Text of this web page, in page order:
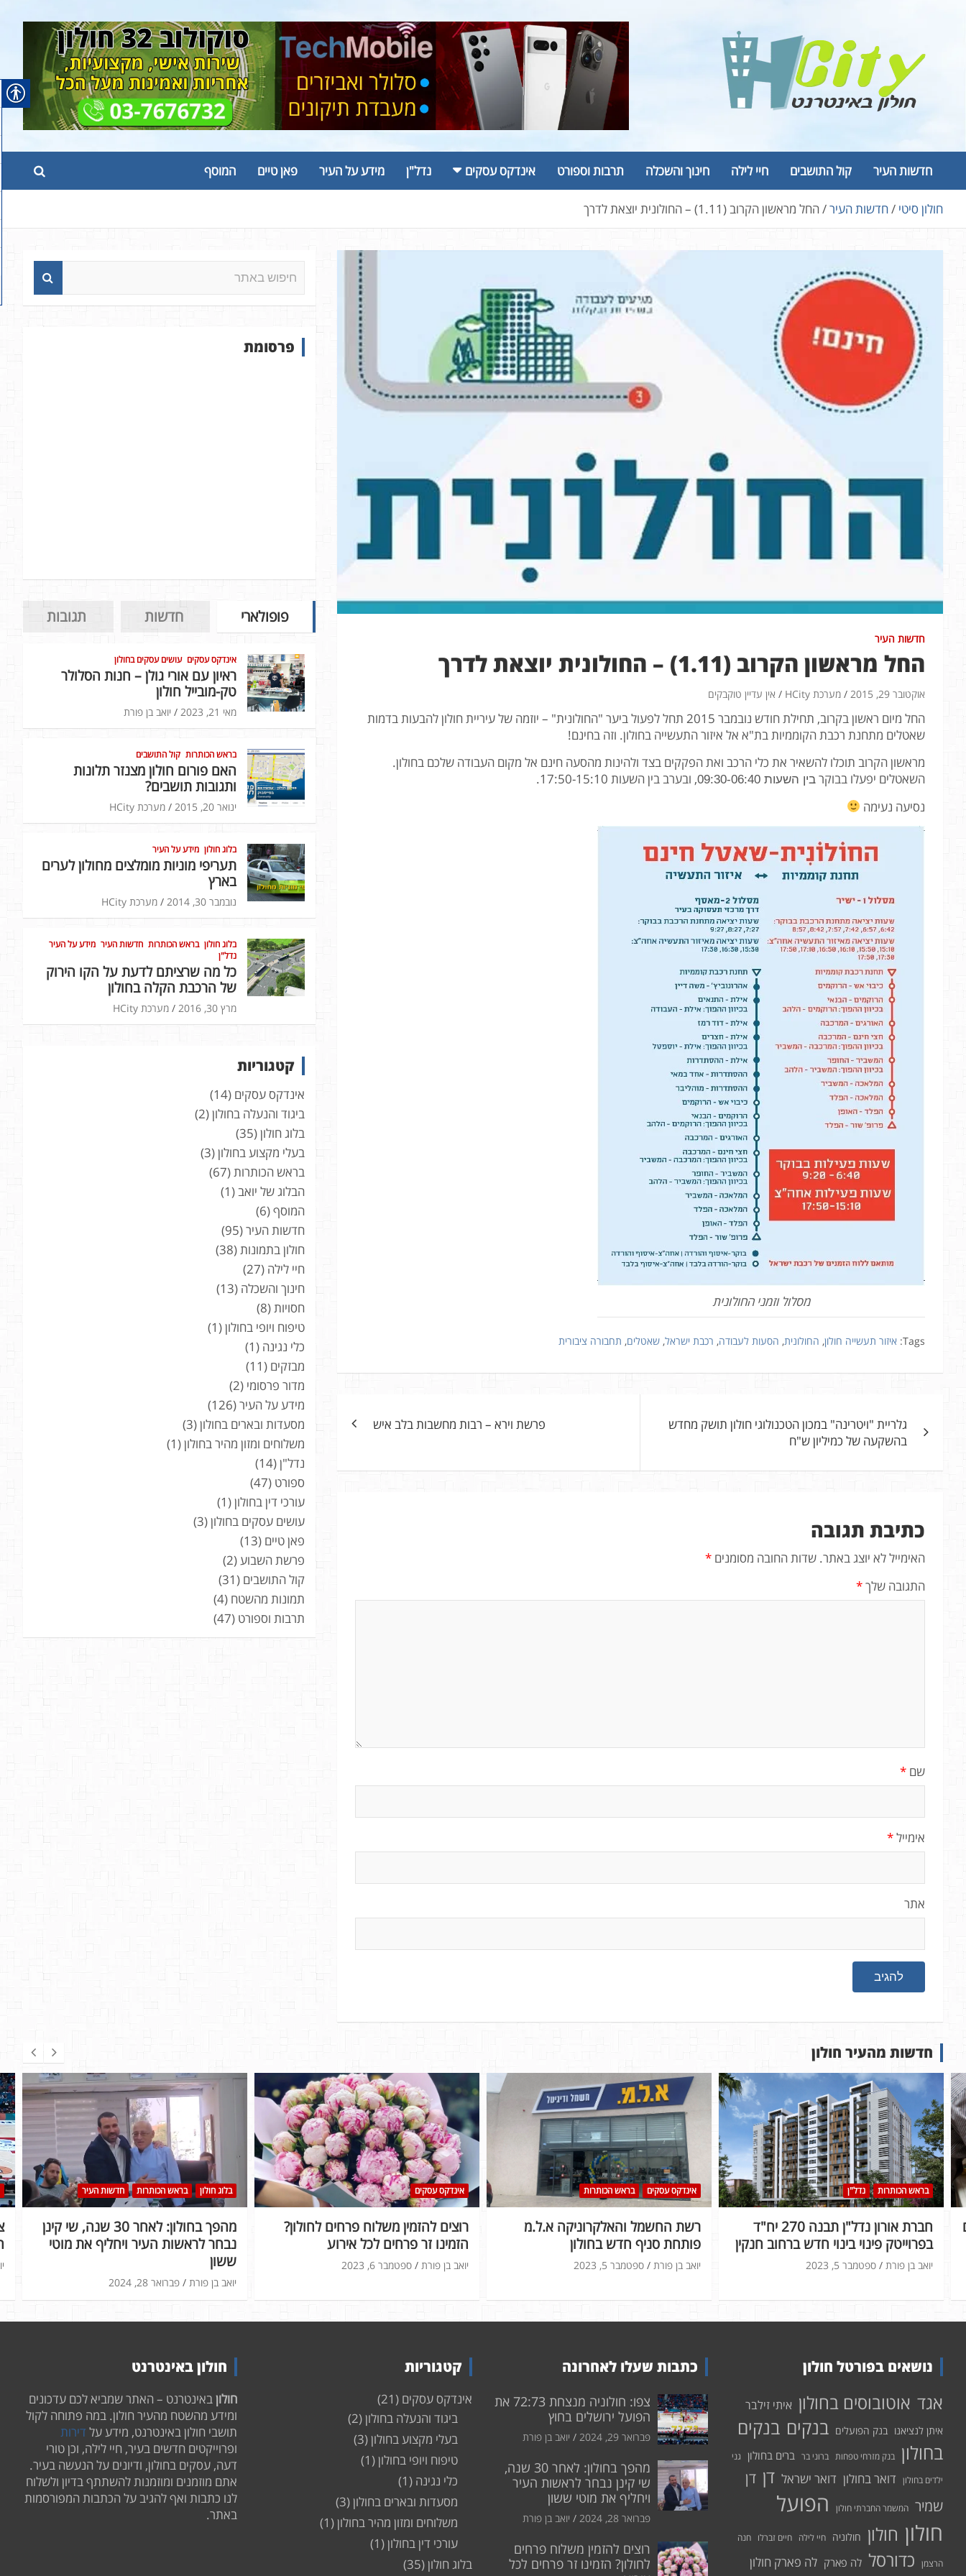
חדשות העיר קול התושבים חיי לילה חינוך והשכלה תרבות וספורט אינדקס עסקים נדל"ן מידע על העיר פאן טיים המוסף
חולון סיטי חדשות העיר החל מראשון הקרוב (1.11) – החולונית יוצאת לדרך
חדשות העיר
החל מראשון הקרוב (1.11) – החולונית יוצאת לדרך
אוקטובר 29, 2015 מערכת HCity אין עדיין טוקבקים
החל מיום ראשון בקרוב, תחילת חודש נובמבר 2015 תחל לפעול ביער "החולונית" – יוזמה של עיריית חולון להבעות בדמות
שאטלים מתחנת רכבת הקוממיות בת"א אל איזור התעשייה בחולון. וזה בחינם!
מראשון הקרוב תוכלו להשאיר את כלי הרכב ואת הפקקים בצד ולהינות מהסעה חינם אל מקום העבודה שלכם בחולון.
השאטלים יפעלו בבוקר בין השעות 09:30-06:40
, ובערב בין השעות 17:50-15:10.
נסיעה נעימה
מסלול וזמני החולונית
Tags: איזור תעשייה חולון, החולונית, הסעות לעבודה, רכבת ישראל, שאטלים, תחבורה ציבורית
גלריית "ויטרינה" במכון הטכנולוגי חולון תושק מחדש
בהשקעה של כמיליון ש"ח
פרשת וירא – רבות מחשבות בלב איש
כתיבת תגובה
האימייל לא יוצג באתר. שדות החובה מסומנים *
התגובה שלך*
שם *
אימייל*
אתר
פ
ש
פרסומת
פופולארי חדשות תגובות
אינדקס עסקים עושים עסקים בחולון
ראיון עם אורי גולן – חנות הסלולר
טק-מובייל חולון
מאי 21, 2023 יואב בן פורת
בראש הכותרות קול התושבים
האם פורום חולון מצנזר תלונות
ותגובות תושבים?
ינואר 20, 2015 מערכת HCity
בלוג חולון מידע על העיר
תעריפי מוניות מומלצים מחולון לערים
בארץ
נובמבר 30, 2014 מערכת HCity
בלוג חולון בראש הכותרות חדשות העיר מידע על העיר
נדל"ן
כל מה שרציתם לדעת על הקו הירוק
של הרכבת הקלה בחולון
מרץ 30, 2016 מערכת HCity
קטגוריות
אינדקס עסקים (14)
ביגוד והנעלה בחולון(2)
בלוג חולון(35)
בעלי מקצוע בחולון(3)
בראש הכותרות (67)
הבלוג של יואב (1)
המוסף(6)
חדשות העיר(95)
חולון בתמונות (38)
חיי לילה (27)
חינוך והשכלה (13)
חסויות (8)
טיפוח ויופי בחולון(1)
כלי נגינה (1)
מבזקים (11)
מדור פרסומי (2)
מידע על העיר(126)
מסעדות ובארים בחולון(3)
משלוחים ומזון מהיר בחולון(1)
נדל"ן(14)
ספורט (47)
עורכי דין בחולון(1)
עושים עסקים בחולון(3)
פאן טיים (13)
פרשת השבוע (2)
קול התושבים (31)
תמונות מהשטח (4)
תרבות וספורט (47)
חדשות מהעיר חולון
בלוג חולון בראש הכותרות חדשות העיר
מהפך בחולון: לאחר 30 שנה, שי קינן
נבחר לראשות העיר ויחליף את מוטי
ששון
פברואר 28, 2024 יואב בן פורת
אינדקס עסקים
רוצים להזמין משלוח פרחים לחולון?
הזמינו זר פרחים לכל אירוע
ספטמבר 6, 2023 יואב בן פורת
אינדקס עסקים בראש הכותרות
רשת החשמל והאלקרוניקה א.ל.מ
פותחת סניף חדש בחולון
ספטמבר 5, 2023 יואב בן פורת
בראש הכותרות נדל"ן
חברת אורון נדל"ן תבנה 270 יח"ד
בפרוייטק פינוי בינוי חדש ברחוב חנקין
ספטמבר 5, 2023 יואב בן פורת
נושאים בפורטל חולון
אגד אוטובוסים בחולון איתי זילבר
איתן לנציאנו בנק הפועלים בנקים בנקים
בחולון בנק מזרחי טפחות ברוני בר ברים בחולון גני
ילדים בחולון דואר בחולון דואר ישראל דן דן
שמיר המשמר החברתי חולון
הפועל
חולון חולון חולוניה חיי לילה חיים זברלו חנה
הרצמן כדורסל לה פארק לה פארק חולון
כתבות שעלו לאחרונה
צפו: חולוניה מנצחת 72:73 את
הפועל ירושלים בחוץ
פברואר 29, 2024 יואב בן פורת
מהפך בחולון: לאחר 30 שנה,
שי קינן נבחר לראשות העיר
ויחליף את מוטי ששון
פברואר 28, 2024 יואב בן פורת
רוצים להזמין משלוח פרחים
לחולון? הזמינו זר פרחים לכל
קטגוריות
אינדקס עסקים (21)
ביגוד והנעלה בחולון(2)
בעלי מקצוע בחולון(3)
טיפוח ויופי בחולון(1)
כלי נגינה (1)
מסעדות ובארים בחולון(3)
משלוחים ומזון מהיר בחולון(1)
עורכי דין בחולון(1)
בלוג חולון(35)
חולון באינטרנט
חולוןבאינטרנט – האתר שמביא לכם עדכונים
ומידע מהשטח מהעיר חולון. במה פתוחה לקול
תושבי חולון באינטרנט, מידע על דירות
ופרוייקטים חדשים בעיר, חיי לילה, וכן טורי
דעה, עסקים בחולון, ודיונים על הנעשה בעיר.
אתם מוזמנים ומוזמנות להשתתף בדיון ולשלוח
לנו כתבות ואף להגיב על הכתבות המפורסמות
באתר.